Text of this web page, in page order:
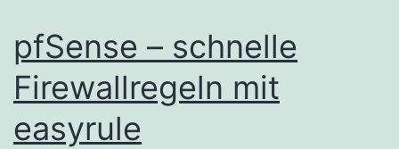
pfSense – schnelle
Firewallregeln mit
easyrule